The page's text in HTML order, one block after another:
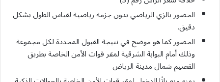
الحضور بالزي الرياضي بدون جزمة رياضية لقياس الطول بشكل
دقيق.
الحضور كما هو موضح في نتيجة القبول المحددة لكل مجموعة
وذلك أمام البوابة الشرقية لمقر قوات الأمن الخاصة بطريق
القصيم شمال مدينة الرياض